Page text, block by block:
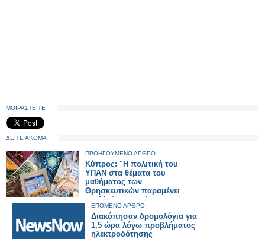
ΜΟΙΡΑΣΤΕΙΤΕ
ΔΕΙΤΕ ΑΚΟΜΑ
ΠΡΟΗΓΟΥΜΕΝΟ ΑΡΘΡΟ
Κύπρος: "Η πολιτική του
ΥΠΑΝ στα θέματα του
μαθήματος των
Θρησκευτικών παραμένει
αναλλοίωτη κατά τα
τελευταία χρόνια"
ΕΠΟΜΕΝΟ ΑΡΘΡΟ
Διακόπησαν δρομολόγια για
1,5 ώρα λόγω προβλήματος
ηλεκτροδότησης